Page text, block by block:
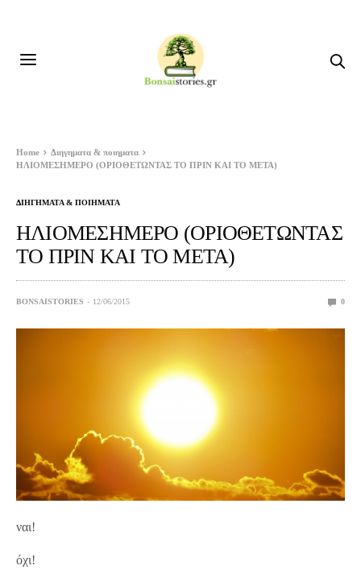
Home
Διηγηματα & ποιηματα
ΗΛΙΟΜΕΣΗΜΕΡΟ (ΟΡΙΟΘΕΤΩΝΤΑΣ ΤΟ ΠΡΙΝ ΚΑΙ ΤΟ ΜΕΤΑ)
ΔΙΗΓΗΜΑΤΑ & ΠΟΙΗΜΑΤΑ
ΗΛΙΟΜΕΣΗΜΕΡΟ (ΟΡΙΟΘΕΤΩΝΤΑΣ
ΤΟ ΠΡΙΝ ΚΑΙ ΤΟ ΜΕΤΑ)
BONSAISTORIES 12/06/2015 0
ναι!
όχι!